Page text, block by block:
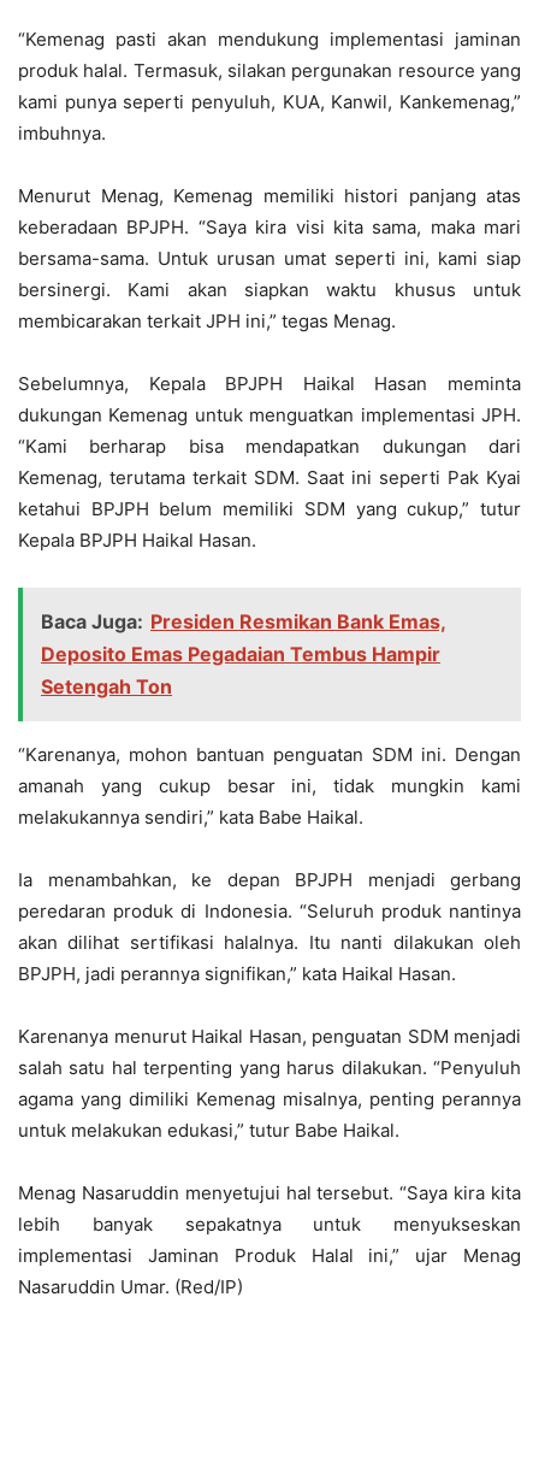
“Kemenag pasti akan mendukung implementasi jaminan
produk halal. Termasuk, silakan pergunakan resource yang
kami punya seperti penyuluh, KUA, Kanwil, Kankemenag,”
imbuhnya.
Menurut Menag, Kemenag memiliki histori panjang atas
keberadaan BPJPH. “Saya kira visi kita sama, maka mari
bersama-sama. Untuk urusan umat seperti ini, kami siap
bersinergi. Kami akan siapkan waktu khusus untuk
membicarakan terkait JPH ini,” tegas Menag.
Sebelumnya, Kepala BPJPH Haikal Hasan meminta
dukungan Kemenag untuk menguatkan implementasi JPH.
“Kami berharap bisa mendapatkan dukungan dari
Kemenag, terutama terkait SDM. Saat ini seperti Pak Kyai
ketahui BPJPH belum memiliki SDM yang cukup,” tutur
Kepala BPJPH Haikal Hasan.
Baca Juga: Presiden Resmikan Bank Emas,
Deposito Emas Pegadaian Tembus Hampir
Setengah Ton
“Karenanya, mohon bantuan penguatan SDM ini. Dengan
amanah yang cukup besar ini, tidak mungkin kami
melakukannya sendiri,” kata Babe Haikal.
Ia menambahkan, ke depan BPJPH menjadi gerbang
peredaran produk di Indonesia. “Seluruh produk nantinya
akan dilihat sertifikasi halalnya. Itu nanti dilakukan oleh
BPJPH, jadi perannya signifikan,” kata Haikal Hasan.
Karenanya menurut Haikal Hasan, penguatan SDM menjadi
salah satu hal terpenting yang harus dilakukan. “Penyuluh
agama yang dimiliki Kemenag misalnya, penting perannya
untuk melakukan edukasi,” tutur Babe Haikal.
Menag Nasaruddin menyetujui hal tersebut. “Saya kira kita
lebih banyak sepakatnya untuk menyukseskan
implementasi Jaminan Produk Halal ini,” ujar Menag
Nasaruddin Umar. (Red/IP)